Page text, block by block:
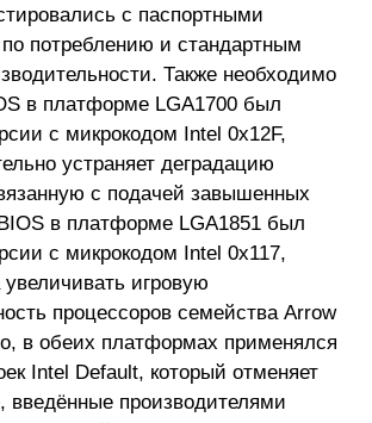
с паспортными
потреблению и стандартным
Также необходимо
в платформе LGA1700 был
с микрокодом Intel 0x12F,
устраняет деградацию
с подачей завышенных
в платформе LGA1851 был
с микрокодом Intel 0x117,
игровую
процессоров семейства Arrow
в обеих платформах применялся
Intel Default, который отменяет
введённые производителями